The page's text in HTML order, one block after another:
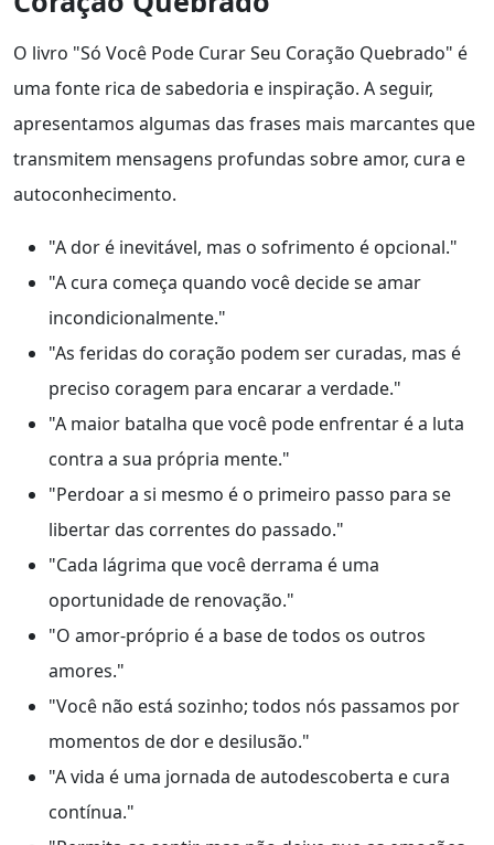
O livro "Só Você Pode Curar Seu Coração Quebrado" é
uma fonte rica de sabedoria e inspiração. A seguir,
apresentamos algumas das frases mais marcantes que
transmitem mensagens profundas sobre amor, cura e
autoconhecimento.
"A dor é inevitável, mas o sofrimento é opcional."
"A cura começa quando você decide se amar
incondicionalmente."
"As feridas do coração podem ser curadas, mas é
preciso coragem para encarar a verdade."
"A maior batalha que você pode enfrentar é a luta
contra a sua própria mente."
"Perdoar a si mesmo é o primeiro passo para se
libertar das correntes do passado."
"Cada lágrima que você derrama é uma
oportunidade de renovação."
"O amor-próprio é a base de todos os outros
amores."
"Você não está sozinho; todos nós passamos por
momentos de dor e desilusão."
"A vida é uma jornada de autodescoberta e cura
contínua."